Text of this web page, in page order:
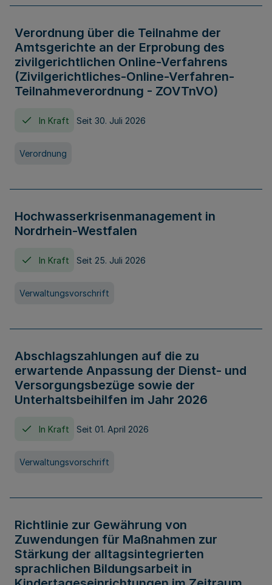
Verordnung über die Teilnahme der
Amtsgerichte an der Erprobung des
zivilgerichtlichen Online-Verfahrens
(Zivilgerichtliches-Online-Verfahren-
Teilnahmeverordnung - ZOVTnVO)
In Kraft Seit 30. Juli 2026
Verordnung
Hochwasserkrisenmanagement in
Nordrhein-Westfalen
In Kraft Seit 25. Juli 2026
Verwaltungsvorschrift
Abschlagszahlungen auf die zu
erwartende Anpassung der Dienst- und
Versorgungsbezüge sowie der
Unterhaltsbeihilfen im Jahr 2026
In Kraft Seit 01. April 2026
Verwaltungsvorschrift
Richtlinie zur Gewährung von
Zuwendungen für Maßnahmen zur
Stärkung der alltagsintegrierten
sprachlichen Bildungsarbeit in